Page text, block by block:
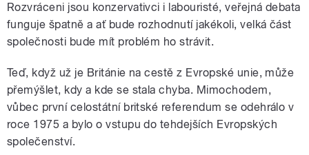
Rozvráceni jsou konzervativci i labouristé, veřejná debata
funguje špatně a ať bude rozhodnutí jakékoli, velká část
společnosti bude mít problém ho strávit.
Teď, když už je Británie na cestě z Evropské unie, může
přemýšlet, kdy a kde se stala chyba. Mimochodem,
vůbec první celostátní britské referendum se odehrálo v
roce 1975 a bylo o vstupu do tehdejších Evropských
společenství.